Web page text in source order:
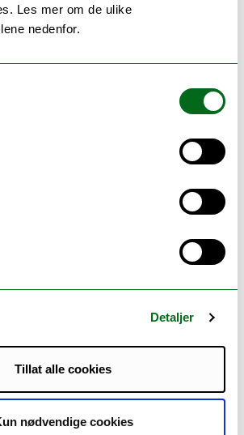
Les mer om de ulike
nedenfor.
Detaljer
Tillat alle cookies
nødvendige cookies
marked og
marked og
meg